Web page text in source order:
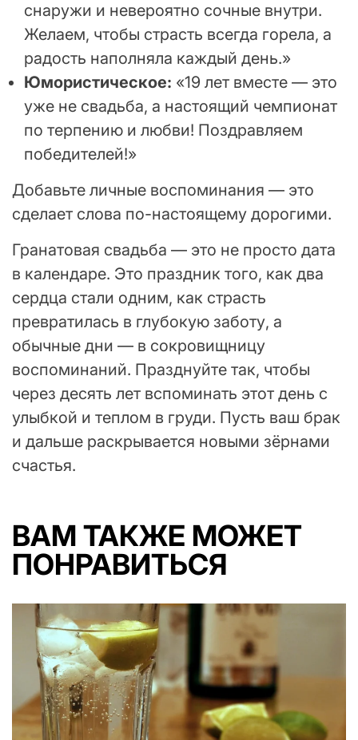
снаружи и невероятно сочные внутри.
Желаем, чтобы страсть всегда горела, а
радость наполняла каждый день.»
Юмористическое: «19 лет вместе — это
уже не свадьба, а настоящий чемпионат
по терпению и любви! Поздравляем
победителей!»
Добавьте личные воспоминания — это
сделает слова по-настоящему дорогими.
Гранатовая свадьба — это не просто дата
в календаре. Это праздник того, как два
сердца стали одним, как страсть
превратилась в глубокую заботу, а
обычные дни — в сокровищницу
воспоминаний. Празднуйте так, чтобы
через десять лет вспоминать этот день с
улыбкой и теплом в груди. Пусть ваш брак
и дальше раскрывается новыми зёрнами
счастья.
ВАМ ТАКЖЕ МОЖЕТ
ПОНРАВИТЬСЯ